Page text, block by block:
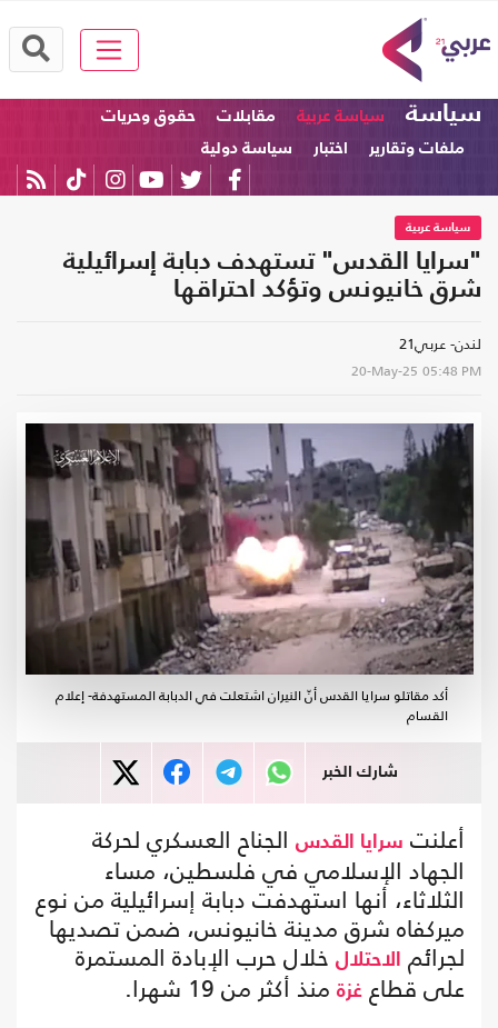
سياسة سياسة عربية مقابلات
حقوق وحريات
ملفات وتقارير
اختبار سياسة دولية
سياسة عربية
"سرايا القدس" تستهدف دبابة إسرائيلية
شرق خانيونس وتؤكد احتراقها
لندن- عربي21
20-May-25 05:48 PM
أكد مقاتلو سرايا القدس أنّ النيران اشتعلت في الدبابة المستهدفة- إعلام
القسام
شارك الخبر
أعلنت سرايا القدس الجناح العسكري لحركة
الجهاد الإسلامي في فلسطين، مساء
الثلاثاء، أنها استهدفت دبابة إسرائيلية من نوع
ميركفاه شرق مدينة خانيونس، ضمن تصديها
لجرائم الاحتلال خلال حرب الإبادة المستمرة
على قطاع غزة منذ أكثر من 19 شهرا.